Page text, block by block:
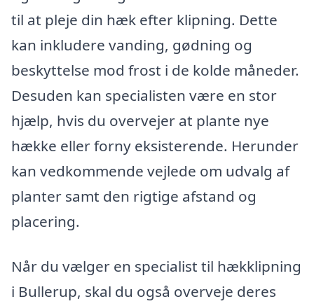
til at pleje din hæk efter klipning. Dette
kan inkludere vanding, gødning og
beskyttelse mod frost i de kolde måneder.
Desuden kan specialisten være en stor
hjælp, hvis du overvejer at plante nye
hække eller forny eksisterende. Herunder
kan vedkommende vejlede om udvalg af
planter samt den rigtige afstand og
placering.
Når du vælger en specialist til hækklipning
i Bullerup, skal du også overveje deres